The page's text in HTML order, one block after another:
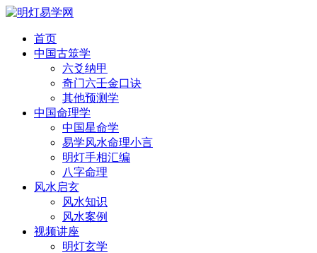
首页
中国古筮学
六爻纳甲
奇门六壬金口诀
其他预测学
中国命理学
中国星命学
易学风水命理小言
明灯手相汇编
八字命理
风水启玄
风水知识
风水案例
视频讲座
明灯玄学